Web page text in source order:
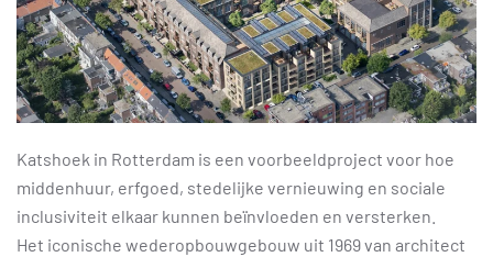
Katshoek in Rotterdam is een voorbeeldproject voor hoe
middenhuur, erfgoed, stedelijke vernieuwing en sociale
inclusiviteit elkaar kunnen beïnvloeden en versterken.
Het iconische wederopbouwgebouw uit 1969 van architect